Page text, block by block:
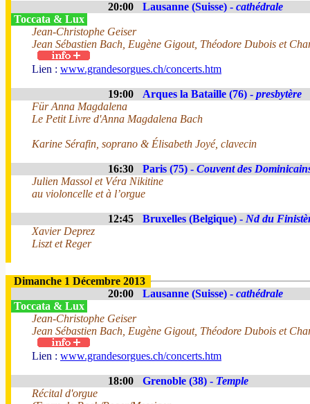
20:00 Lausanne (Suisse) - cathédrale
Toccata & Lux
Jean-Christophe Geiser
Jean Sébastien Bach, Eugène Gigout, Théodore Dubois et
Lien : www.grandesorgues.ch/concerts.htm
19:00 Arques la Bataille (76) - presbytère
Für Anna Magdalena
Le Petit Livre d'Anna Magdalena Bach
Karine Sérafin, soprano & Élisabeth Joyé, clavecin
16:30 Paris (75) - Couvent des
Julien Massol et Véra Nikitine
au violoncelle et à l’orgue
12:45 Bruxelles (Belgique) - Nd du
Xavier Deprez
Liszt et Reger
Dimanche 1 Décembre 2013
20:00
Lausanne (Suisse) - cathédrale
Toccata & Lux
Jean-Christophe Geiser
Jean Sébastien Bach, Eugène Gigout, Théodore Dubois et
Lien : www.grandesorgues.ch/concerts.htm
18:00 Grenoble (38) - Temple
Récital d'orgue